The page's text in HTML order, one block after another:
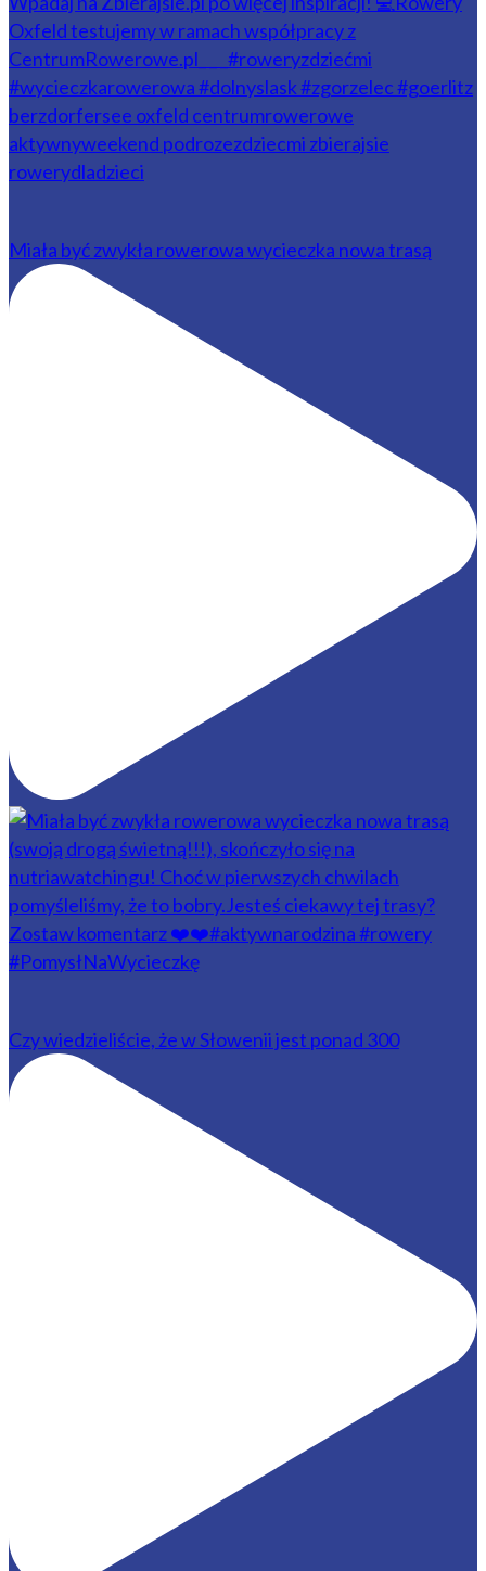
Miała być zwykła rowerowa wycieczka nowa trasą
Czy wiedzieliście, że w Słowenii jest ponad 300